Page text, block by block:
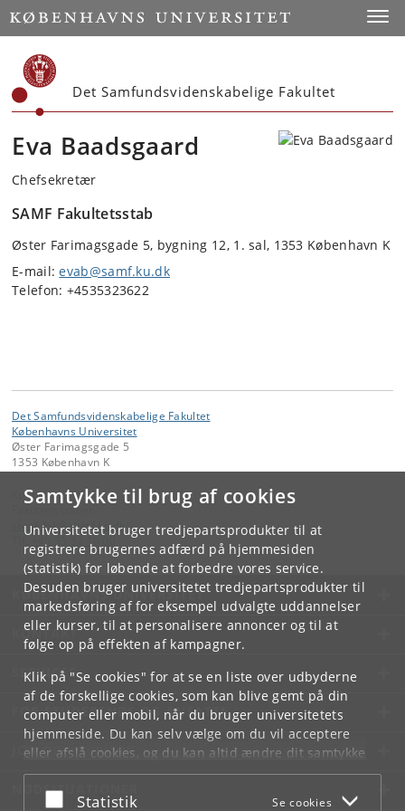
Samtykke til brug af cookies
Universitetet bruger tredjepartsprodukter til at
registrere brugernes adfærd på hjemmesiden
(statistik) for løbende at forbedre vores service.
Desuden bruger universitetet tredjepartsprodukter til
markedsføring af for eksempel udvalgte uddannelser
eller kurser, til at personalisere annoncer og til at
følge op på effekten af kampagner.
Klik på "Se cookies" for at se en liste over udbyderne
af de forskellige cookies, som kan blive gemt på din
computer eller mobil, når du bruger universitetets
hjemmeside. Du kan selv vælge om du vil acceptere
eller afslå cookies, og du kan altid ændre dit samtykke
underCookie- og privatlivspolitiksom du finder i
bunden af hver side.
Acceptér eller afslå
Statistik Se cookies
Start
Det Samfundsvidenskabelige Fakultet
Eva Baadsgaard
Chefsekretær
SAMF Fakultetsstab
Øster Farimagsgade 5, bygning 12, 1. sal, 1353 København K
E-mail:evab@samf.ku.dk
Telefon: +4535323622
Det Samfundsvidenskabelige Fakultet
Københavns Universitet
Øster Farimagsgade 5
1353 København K
Kontakt:
Fakultetsstaben
samf-fak @samf.ku.dk
KØBENHAVNS UNIVERSITET
KONTAKT
SERVICES
FOR STUDERENDE OG ANSATTE
JOB OG KARRIERE
NØDSITUATIONER